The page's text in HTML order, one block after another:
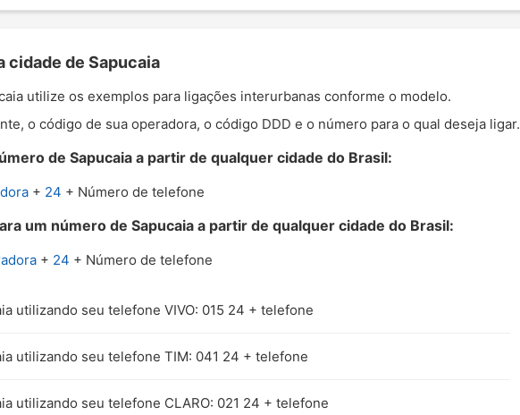
cidade de Sapucaia
utilize os exemplos para ligações interurbanas conforme o modelo.
o código de sua operadora, o código DDD e o número para o qual deseja ligar.
de Sapucaia a partir de qualquer cidade do Brasil:
+ 24 + Número de telefone
um número de Sapucaia a partir de qualquer cidade do Brasil:
+ 24 + Número de telefone
utilizando seu telefone VIVO: 015 24 + telefone
utilizando seu telefone TIM: 041 24 + telefone
utilizando seu telefone CLARO: 021 24 + telefone